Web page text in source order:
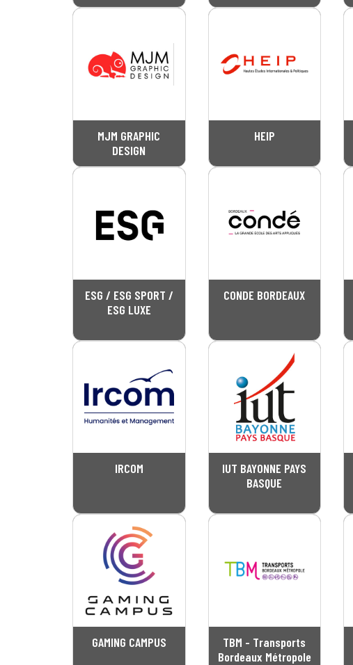
MJM GRAPHIC
DESIGN
HEIP
ESG / ESG SPORT /
ESG LUXE
CONDE BORDEAUX
IRCOM
IUT BAYONNE PAYS
BASQUE
GAMING CAMPUS
TBM - Transports
Bordeaux Métropole